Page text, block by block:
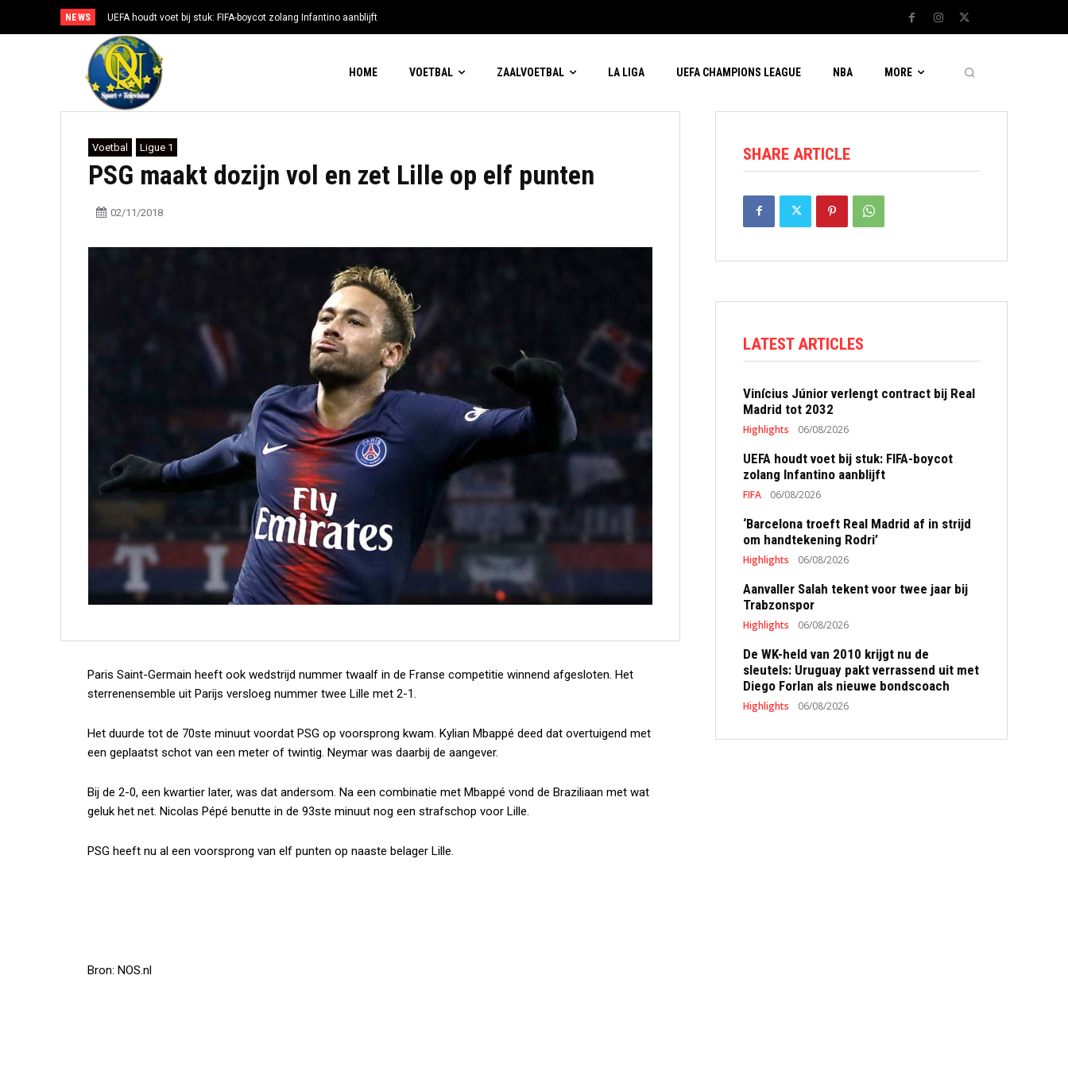
NEWS UEFA houdt voet bij stuk: FIFA-boycot zolang Infantino aanblijft
HOME VOETBAL ZAALVOETBAL LA LIGA UEFA CHAMPIONS LEAGUE NBA MORE
Voetbal Ligue 1
PSG maakt dozijn vol en zet Lille op elf punten
02/11/2018
Paris Saint-Germain heeft ook wedstrijd nummer twaalf in de Franse competitie winnend afgesloten. Het
sterrenensemble uit Parijs versloeg nummer twee Lille met 2-1.
Het duurde tot de 70ste minuut voordat PSG op voorsprong kwam. Kylian Mbappé deed dat overtuigend met
een geplaatst schot van een meter of twintig. Neymar was daarbij de aangever.
Bij de 2-0, een kwartier later, was dat andersom. Na een combinatie met Mbappé vond de Braziliaan met wat
geluk het net. Nicolas Pépé benutte in de 93ste minuut nog een strafschop voor Lille.
PSG heeft nu al een voorsprong van elf punten op naaste belager Lille.
Bron: NOS.nl
SHARE ARTICLE
LATEST ARTICLES
Vinícius Júnior verlengt contract bij Real
Madrid tot 2032
Highlights 06/08/2026
UEFA houdt voet bij stuk: FIFA-boycot
zolang Infantino aanblijft
FIFA 06/08/2026
‘Barcelona troeft Real Madrid af in strijd
om handtekening Rodri’
Highlights 06/08/2026
Aanvaller Salah tekent voor twee jaar bij
Trabzonspor
Highlights 06/08/2026
De WK-held van 2010 krijgt nu de
sleutels: Uruguay pakt verrassend uit met
Diego Forlan als nieuwe bondscoach
Highlights 06/08/2026